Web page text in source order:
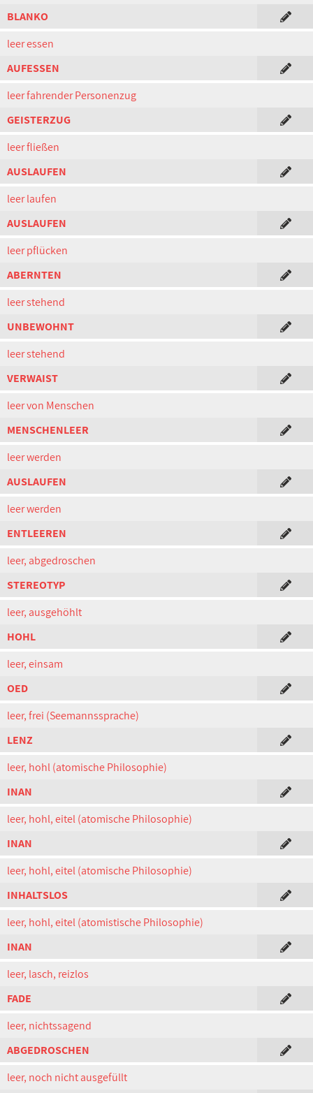
BLANKO
leer essen
AUFESSEN
leer fahrender Personenzug
GEISTERZUG
leer fließen
AUSLAUFEN
leer laufen
AUSLAUFEN
leer pflücken
ABERNTEN
leer stehend
UNBEWOHNT
leer stehend
VERWAIST
leer von Menschen
MENSCHENLEER
leer werden
AUSLAUFEN
leer werden
ENTLEEREN
leer, abgedroschen
STEREOTYP
leer, ausgehöhlt
HOHL
leer, einsam
OED
leer, frei (Seemannssprache)
LENZ
leer, hohl (atomische Philosophie)
INAN
leer, hohl, eitel (atomische Philosophie)
INAN
leer, hohl, eitel (atomische Philosophie)
INHALTSLOS
leer, hohl, eitel (atomistische Philosophie)
INAN
leer, lasch, reizlos
FADE
leer, nichtssagend
ABGEDROSCHEN
leer, noch nicht ausgefüllt